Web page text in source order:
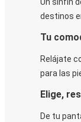
destinos
Tu
Relájate
para las
Elige,
De tu